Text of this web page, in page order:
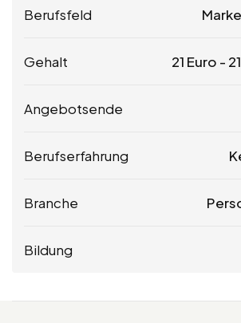
Berufsfeld
Gehalt 21 Euro - 21
Angebotsende
Berufserfahrung
Branche
Bildung